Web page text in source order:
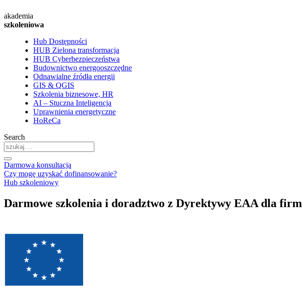
akademia
szkoleniowa
Hub Dostępności
HUB Zielona transformacja
HUB Cyberbezpieczeństwa
Budownictwo energooszczędne
Odnawialne źródła energii
GIS & QGIS
Szkolenia biznesowe, HR
AI – Stuczna Inteligencja
Uprawnienia energetyczne
HoReCa
Search
Darmowa konsultacja
Czy mogę uzyskać dofinansowanie?
Hub szkoleniowy
Darmowe szkolenia i doradztwo z Dyrektywy EAA dla firm